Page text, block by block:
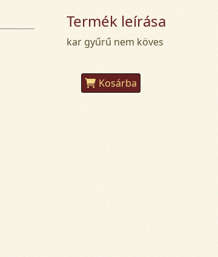
Termék leírása
kar gyűrű nem köves
Kosárba